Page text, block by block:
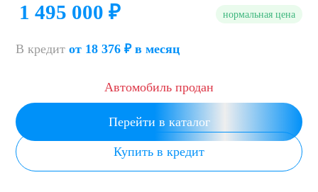
1 495 000 ₽ нормальная цена
В кредит от 18 376 ₽ в месяц
Автомобиль продан
Перейти в каталог
Купить в кредит